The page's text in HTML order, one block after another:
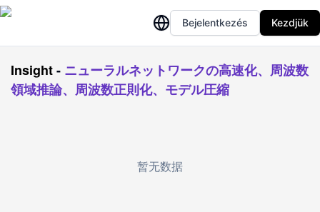
Bejelentkezés Kezdjük
Insight- ニューラルネットワークの高速化、周波数
領域推論、周波数正則化、モデル圧縮
暂无数据